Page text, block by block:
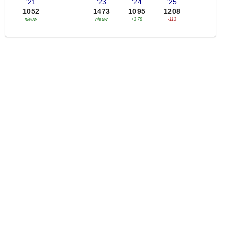
'21
1052
nieuw
...
'23
1473
nieuw
'24
1095
+378
'25
1208
-113